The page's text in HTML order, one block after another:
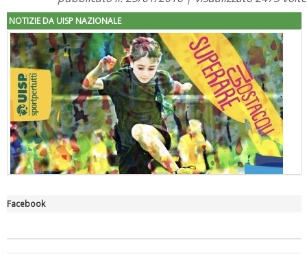
NOTIZIE DA UISP NAZIONALE
"Superare gli ostacoli": la relazione di Tiziano Pesce al CN Uisp
Facebook